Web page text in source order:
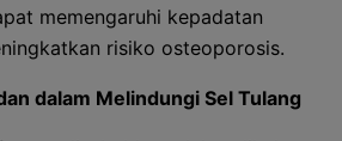
memengaruhi kepadatan
risiko osteoporosis.
dalam Melindungi Sel Tulang